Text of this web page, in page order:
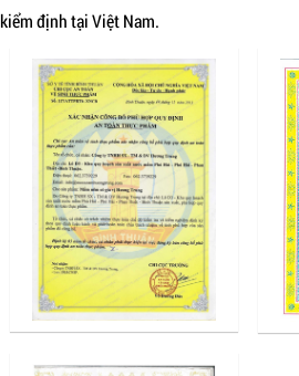
kiểm định tại Việt Nam.